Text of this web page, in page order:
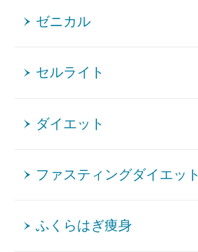
ゼニカル
セルライト
ダイエット
ファスティングダイエット
ふくらはぎ痩身